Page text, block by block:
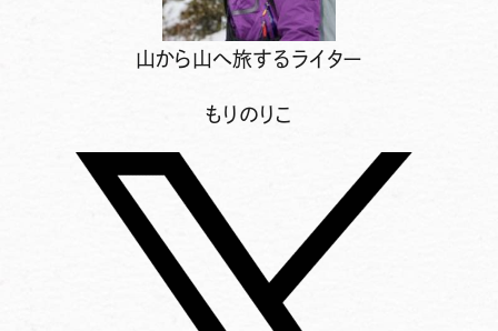
山から山へ旅するライター
もりのりこ